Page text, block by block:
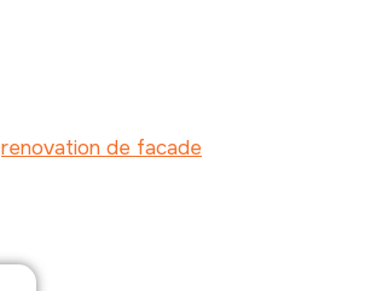
renovation de facade